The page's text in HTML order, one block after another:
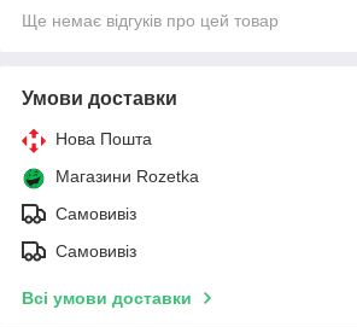
Ще немає відгуків про цей товар
Умови доставки
Нова Пошта
Магазини Rozetka
Самовивіз
Самовивіз
Всі умови доставки